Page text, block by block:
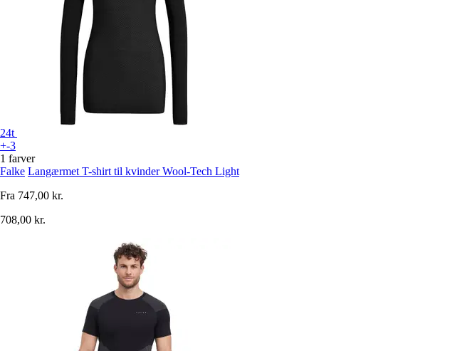
24t
+-3
1 farver
Falke Langærmet T-shirt til kvinder Wool-Tech Light
Fra 747,00 kr.
708,00 kr.